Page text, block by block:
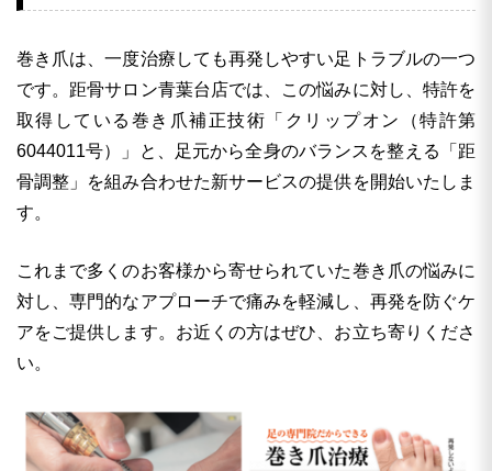
巻き爪は、一度治療しても再発しやすい足トラブルの一つ
です。距骨サロン青葉台店では、この悩みに対し、特許を
取得している巻き爪補正技術「クリップオン（特許第
6044011号）」と、足元から全身のバランスを整える「距
骨調整」を組み合わせた新サービスの提供を開始いたしま
す。
これまで多くのお客様から寄せられていた巻き爪の悩みに
対し、専門的なアプローチで痛みを軽減し、再発を防ぐケ
アをご提供します。お近くの方はぜひ、お立ち寄りくださ
い。